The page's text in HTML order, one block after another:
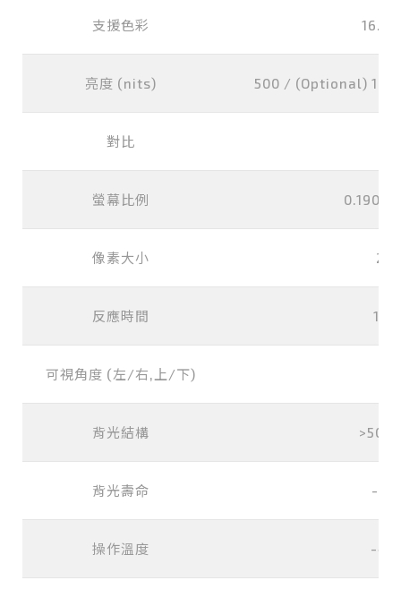
支援色彩
亮度 (nits) 500 / (Optional)
對比
螢幕比例
像素大小 25
反應時間
可視角度 (左/右,上/下)
背光結構
背光壽命 -
操作溫度 -